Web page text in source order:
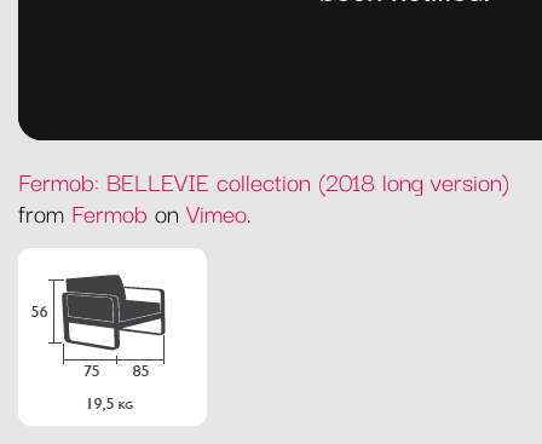
Fermob: BELLEVIE collection (2018 long version)
from Fermob on Vimeo.